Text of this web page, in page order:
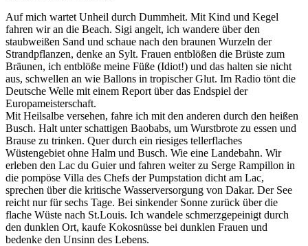
Auf mich wartet Unheil durch Dummheit. Mit Kind und Kegel
fahren wir an die Beach. Sigi angelt, ich wandere über den
staubweißen Sand und schaue nach den braunen Wurzeln der
Strandpflanzen, denke an Sylt. Frauen entblößen die Brüste zum
Bräunen, ich entblöße meine Füße (Idiot!) und das halten sie nicht
aus, schwellen an wie Ballons in tropischer Glut. Im Radio tönt die
Deutsche Welle mit einem Report über das Endspiel der
Europameisterschaft.
Mit Heilsalbe versehen, fahre ich mit den anderen durch den heißen
Busch. Halt unter schattigen Baobabs, um Wurstbrote zu essen und
Brause zu trinken. Quer durch ein riesiges tellerflaches
Wüstengebiet ohne Halm und Busch. Wie eine Landebahn. Wir
erleben den Lac du Guier und fahren weiter zu Serge Rampillon in
die pompöse Villa des Chefs der Pumpstation dicht am Lac,
sprechen über die kritische Wasserversorgung von Dakar. Der See
reicht nur für sechs Tage. Bei sinkender Sonne zurück über die
flache Wüste nach St.Louis. Ich wandele schmerzgepeinigt durch
den dunklen Ort, kaufe Kokosnüsse bei dunklen Frauen und
bedenke den Unsinn des Lebens.